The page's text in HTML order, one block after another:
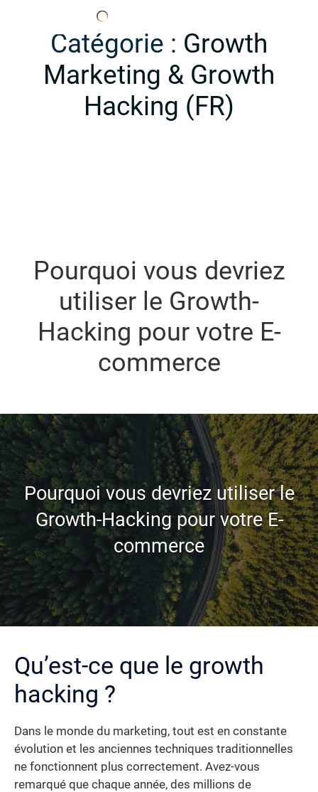
Catégorie : Growth
Marketing & Growth
Hacking (FR)
Pourquoi vous devriez
utiliser le Growth-
Hacking pour votre E-
commerce
Pourquoi vous devriez utiliser le
Growth-Hacking pour votre E-
commerce
Qu’est-ce que le growth
hacking ?
Dans le monde du marketing, tout est en constante
évolution et les anciennes techniques traditionnelles
ne fonctionnent plus correctement. Avez-vous
remarqué que chaque année, des millions de